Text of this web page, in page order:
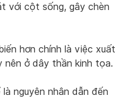
với cột sống, gây chèn
hơn chính là việc xuất
nên ở dây thần kinh tọa.
nguyên nhân dẫn đến